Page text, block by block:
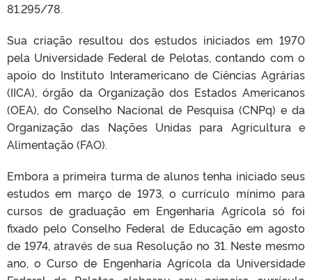
81.295/78.
Sua criação resultou dos estudos iniciados em 1970
pela Universidade Federal de Pelotas, contando com o
apoio do Instituto Interamericano de Ciências Agrárias
(IICA), órgão da Organização dos Estados Americanos
(OEA), do Conselho Nacional de Pesquisa (CNPq) e da
Organização das Nações Unidas para Agricultura e
Alimentação (FAO).
Embora a primeira turma de alunos tenha iniciado seus
estudos em março de 1973, o currículo mínimo para
cursos de graduação em Engenharia Agrícola só foi
fixado pelo Conselho Federal de Educação em agosto
de 1974, através de sua Resolução no 31. Neste mesmo
ano, o Curso de Engenharia Agrícola da Universidade